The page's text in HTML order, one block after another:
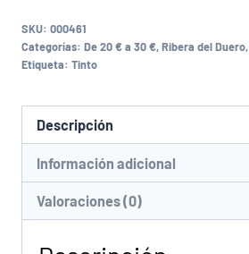
SKU: 000461
Categorías: De 20 € a 30 €,Ribera del Duero,
Etiqueta: Tinto
Descripción
Información adicional
Valoraciones (0)